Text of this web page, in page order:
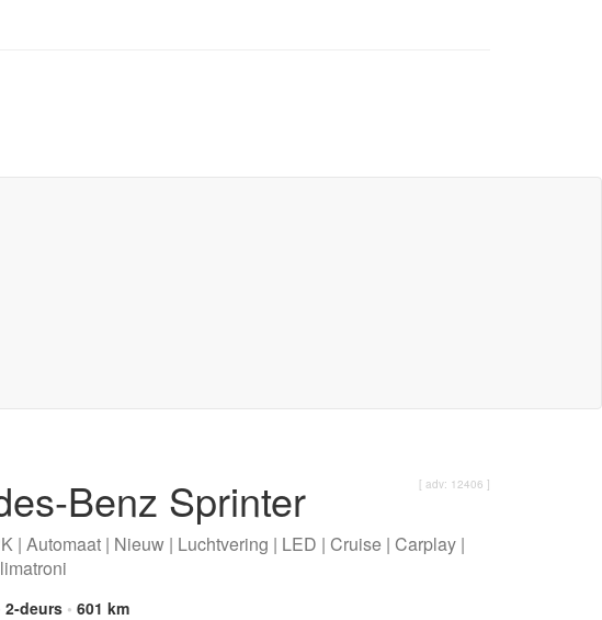
[ adv: 12406 ]
Benz Sprinter
| Automaat | Nieuw | Luchtvering | LED | Cruise | Carplay |
2-deurs • 601 km